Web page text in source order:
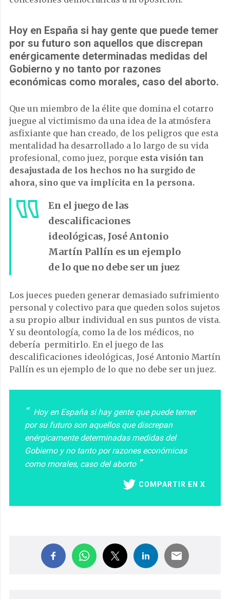
Hoy en España si hay gente que puede temer
por su futuro son aquellos que discrepan
enérgicamente determinadas medidas del
Gobierno y no tanto por razones
económicas como morales, caso del aborto.
Que un miembro de la élite que domina el cotarro
juegue al victimismo da una idea de la atmósfera
asfixiante que han creado, de los peligros que esta
mentalidad ha desarrollado a lo largo de su vida
profesional, como juez, porque esta visión tan
desajustada de los hechos no ha surgido de
ahora, sino que va implícita en la persona.
En el juego de las
descalificaciones
ideológicas, José Antonio
Martín Pallín es un ejemplo
de lo que no debe ser un juez
Los jueces pueden generar demasiado sufrimiento
personal y colectivo para que queden solos sujetos
a su propio albur individual en sus puntos de vista.
Y su deontología, como la de los médicos, no
debería permitirlo. En el juego de las
descalificaciones ideológicas, José Antonio Martín
Pallín es un ejemplo de lo que no debe ser un juez.
Hoy en España si hay gente que puede temer
por su futuro son aquellos que discrepan
enérgicamente determinadas medidas del
Gobierno y no tanto por razones económicas
como morales, caso del aborto
COMPARTIR EN X